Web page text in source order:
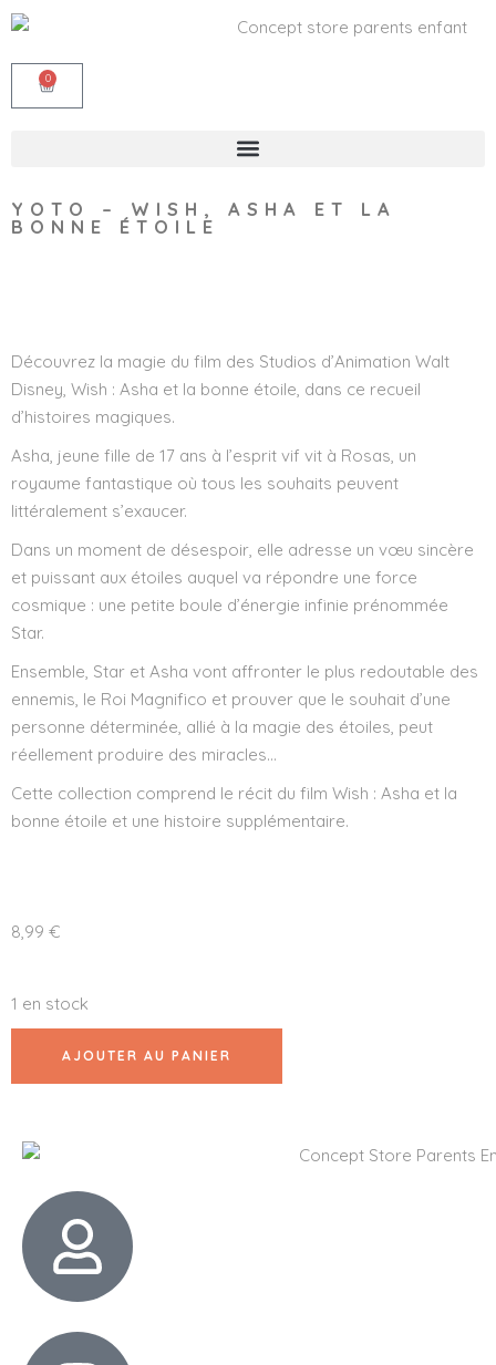
0
YOTO – WISH, ASHA ET LA
BONNE ÉTOILE
Découvrez la magie du film des Studios d’Animation Walt
Disney, Wish : Asha et la bonne étoile, dans ce recueil
d’histoires magiques.
Asha, jeune fille de 17 ans à l’esprit vif vit à Rosas, un
royaume fantastique où tous les souhaits peuvent
littéralement s’exaucer.
Dans un moment de désespoir, elle adresse un vœu sincère
et puissant aux étoiles auquel va répondre une force
cosmique : une petite boule d’énergie infinie prénommée
Star.
Ensemble, Star et Asha vont affronter le plus redoutable des
ennemis, le Roi Magnifico et prouver que le souhait d’une
personne déterminée, allié à la magie des étoiles, peut
réellement produire des miracles…
Cette collection comprend le récit du film Wish : Asha et la
bonne étoile et une histoire supplémentaire.
8,99 €
1 en stock
AJOUTER AU PANIER